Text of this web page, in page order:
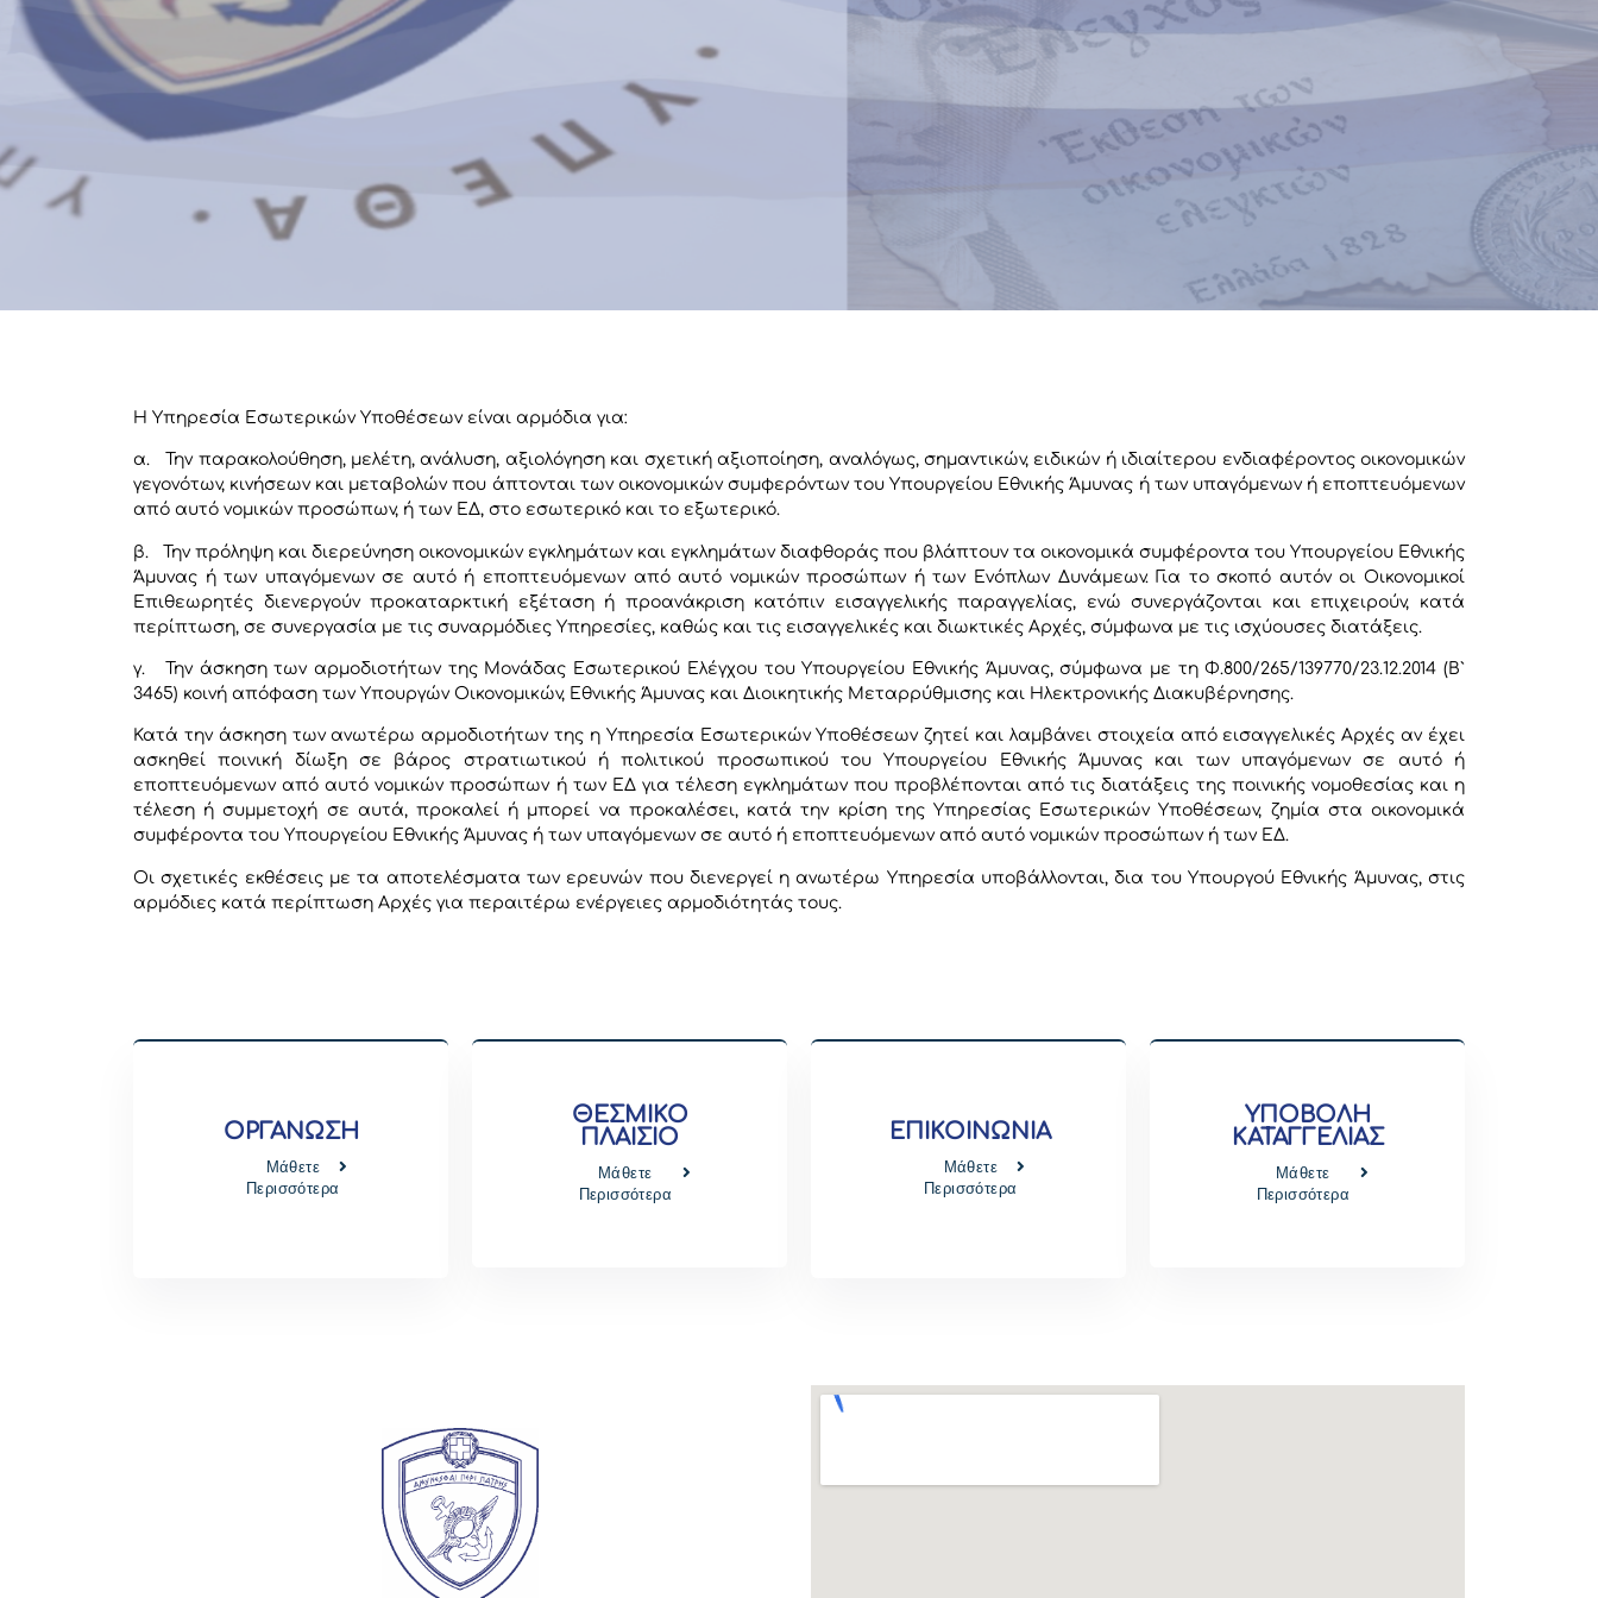
Η Υπηρεσία Εσωτερικών Υποθέσεων είναι αρμόδια για:
α. Την παρακολούθηση, μελέτη, ανάλυση, αξιολόγηση και σχετική αξιοποίηση, αναλόγως, σημαντικών, ειδικών ή ιδιαίτερου ενδιαφέροντος οικονομικών
γεγονότων, κινήσεων και μεταβολών που άπτονται των οικονομικών συμφερόντων του Υπουργείου Εθνικής Άμυνας ή των υπαγόμενων ή εποπτευόμενων
από αυτό νομικών προσώπων, ή των ΕΔ, στο εσωτερικό και το εξωτερικό.
β. Την πρόληψη και διερεύνηση οικονομικών εγκλημάτων και εγκλημάτων διαφθοράς που βλάπτουν τα οικονομικά συμφέροντα του Υπουργείου Εθνικής
Άμυνας ή των υπαγόμενων σε αυτό ή εποπτευόμενων από αυτό νομικών προσώπων ή των Ενόπλων Δυνάμεων. Για το σκοπό αυτόν οι Οικονομικοί
Επιθεωρητές διενεργούν προκαταρκτική εξέταση ή προανάκριση κατόπιν εισαγγελικής παραγγελίας, ενώ συνεργάζονται και επιχειρούν, κατά
περίπτωση, σε συνεργασία με τις συναρμόδιες Υπηρεσίες, καθώς και τις εισαγγελικές και διωκτικές Αρχές, σύμφωνα με τις ισχύουσες διατάξεις.
γ. Την άσκηση των αρμοδιοτήτων της Μονάδας Εσωτερικού Ελέγχου του Υπουργείου Εθνικής Άμυνας, σύμφωνα με τη Φ.800/265/139770/23.12.2014 (Β`
3465) κοινή απόφαση των Υπουργών Οικονομικών, Εθνικής Άμυνας και Διοικητικής Μεταρρύθμισης και Ηλεκτρονικής Διακυβέρνησης.
Κατά την άσκηση των ανωτέρω αρμοδιοτήτων της η Υπηρεσία Εσωτερικών Υποθέσεων ζητεί και λαμβάνει στοιχεία από εισαγγελικές Αρχές αν έχει
ασκηθεί ποινική δίωξη σε βάρος στρατιωτικού ή πολιτικού προσωπικού του Υπουργείου Εθνικής Άμυνας και των υπαγόμενων σε αυτό ή
εποπτευόμενων από αυτό νομικών προσώπων ή των ΕΔ για τέλεση εγκλημάτων που προβλέπονται από τις διατάξεις της ποινικής νομοθεσίας και η
τέλεση ή συμμετοχή σε αυτά, προκαλεί ή μπορεί να προκαλέσει, κατά την κρίση της Υπηρεσίας Εσωτερικών Υποθέσεων, ζημία στα οικονομικά
συμφέροντα του Υπουργείου Εθνικής Άμυνας ή των υπαγόμενων σε αυτό ή εποπτευόμενων από αυτό νομικών προσώπων ή των ΕΔ.
Οι σχετικές εκθέσεις με τα αποτελέσματα των ερευνών που διενεργεί η ανωτέρω Υπηρεσία υποβάλλονται, δια του Υπουργού Εθνικής Άμυνας, στις
αρμόδιες κατά περίπτωση Αρχές για περαιτέρω ενέργειες αρμοδιότητάς τους.
ΟΡΓΑΝΩΣΗ
Μάθετε
Περισσότερα
ΘΕΣΜΙΚΟ
ΠΛΑΙΣΙΟ
Μάθετε
Περισσότερα
ΕΠΙΚΟΙΝΩΝΙΑ
Μάθετε
Περισσότερα
ΥΠΟΒΟΛΗ
ΚΑΤΑΓΓΕΛΙΑΣ
Μάθετε
Περισσότερα